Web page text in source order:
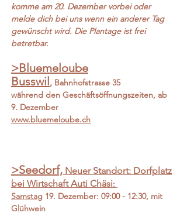
komme am 20. Dezember vorbei oder
melde dich bei uns wenn ein anderer Tag
gewünscht wird. Die Plantage ist frei
betretbar.
>Bluemeloube
Busswil, Bahnhofstrasse 35
während den Geschäftsöffnungszeiten, ab
9. Dezember
www.bluemeloube.ch
>Seedorf, Neuer Standort: Dorfplatz
bei Wirtschaft Auti Chäsi:
Samstag 19. Dezember: 09:00 - 12:30, mit
Glühwein